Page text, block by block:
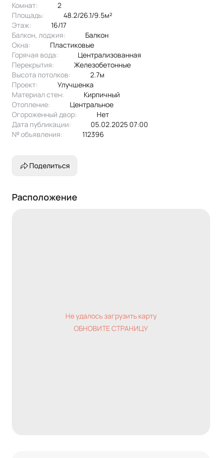
Комнат:
2
Площадь:
48.2/26.1/9.5м²
Этаж:
16/17
Балкон, лоджия:
балкон
Окна:
пластиковые
Горячая вода:
централизованная
Перекрытия:
железобетонные
Высота потолков:
2.7м
Проект:
улучшенка
Материал стен:
Кирпичный
Отопление:
центральное
Огороженный двор:
Нет
Дата публикации:
05.02.2025 07:00
№ объявления:
112396
Поделиться
Расположение
Не удалось загрузить карту
ОБНОВИТЕ СТРАНИЦУ